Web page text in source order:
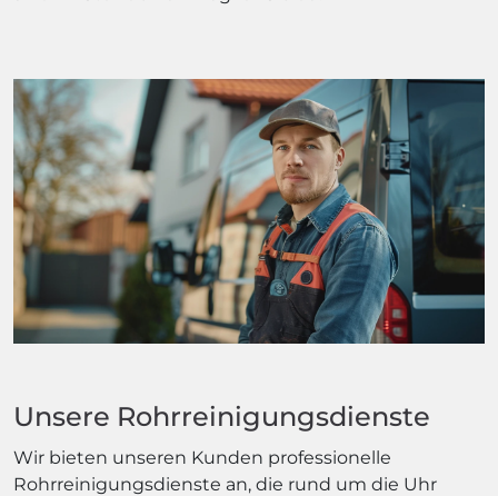
Unsere Rohrreinigungsdienste
Wir bieten unseren Kunden professionelle
Rohrreinigungsdienste an, die rund um die Uhr